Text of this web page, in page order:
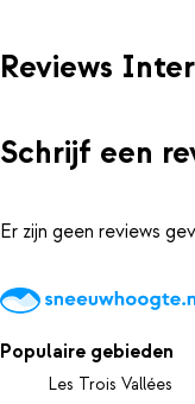
Reviews
Schrijf een
Er zijn geen reviews
Populaire gebieden
Les Trois Vallées